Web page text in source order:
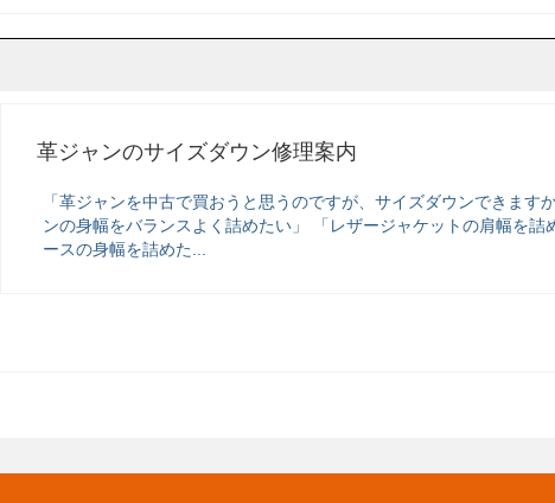
革ジャンのサイズダウン修理案内
「革ジャンを中古で買おうと思うのですが、サイズダウンできます
ンの身幅をバランスよく詰めたい」 「レザージャケットの肩幅を詰
ースの身幅を詰めた...